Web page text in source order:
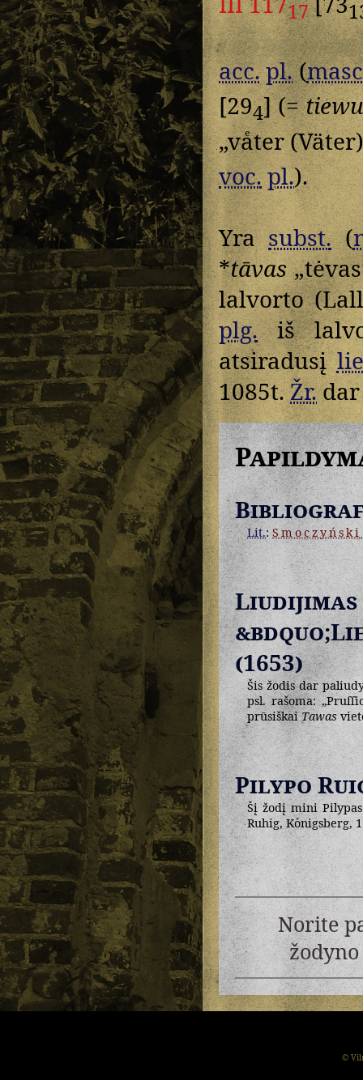
17
acc.pl.(
[294] (=
„vaͤter
voc.pl.).
Yrasubst.(
*tāvas
lalvorto
plg.iš
atsiradusį
1085t.Žr.
Lit.:Smoczyński
(1653)
Šis žodis dar
psl. rašoma:
prūsiškaiTawas
Pilypo
Šį žodį mini
Ruhig, Koͤnigsberg,
Norite
©